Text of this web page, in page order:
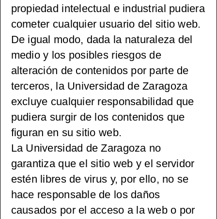
propiedad intelectual e industrial pudiera
cometer cualquier usuario del sitio web.
De igual modo, dada la naturaleza del
medio y los posibles riesgos de
alteración de contenidos por parte de
terceros, la Universidad de Zaragoza
excluye cualquier responsabilidad que
pudiera surgir de los contenidos que
figuran en su sitio web.
La Universidad de Zaragoza no
garantiza que el sitio web y el servidor
estén libres de virus y, por ello, no se
hace responsable de los daños
causados por el acceso a la web o por